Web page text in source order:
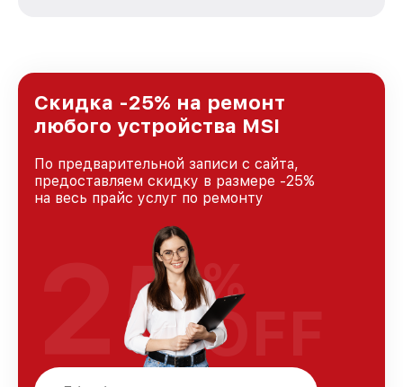
Краснодаре, постоянно повышая уровень
доверия и лояльности наших клиентов.
Скидка -25% на ремонт
любого устройства MSI
По предварительной записи с сайта,
предоставляем скидку в размере -25%
на весь прайс услуг по ремонту
25%
OFF